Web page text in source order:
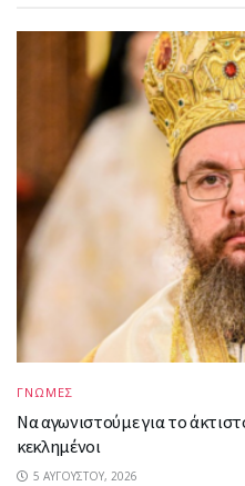
ΓΝΩΜΕΣ
Να αγωνιστούμε για το
κεκλημένοι
5 ΑΥΓΟΎΣΤΟΥ, 2026